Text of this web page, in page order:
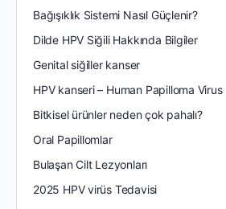
Bağışıklık Sistemi Nasıl Güçlenir?
Dilde HPV Siğili Hakkında Bilgiler
Genital siğiller kanser
HPV kanseri – Human Papilloma Virus
Bitkisel ürünler neden çok pahalı?
Oral Papillomlar
Bulaşan Cilt Lezyonları
2025 HPV virüs Tedavisi